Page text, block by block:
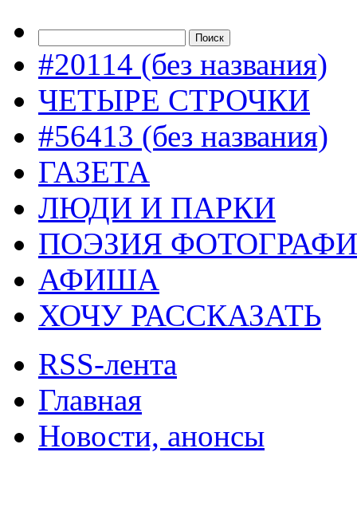
#20114 (без названия)
ЧЕТЫРЕ СТРОЧКИ
#56413 (без названия)
ГАЗЕТА
ЛЮДИ И ПАРКИ
ПОЭЗИЯ
АФИША
ХОЧУ РАССКАЗАТЬ
RSS-лента
Главная
Новости, анонсы